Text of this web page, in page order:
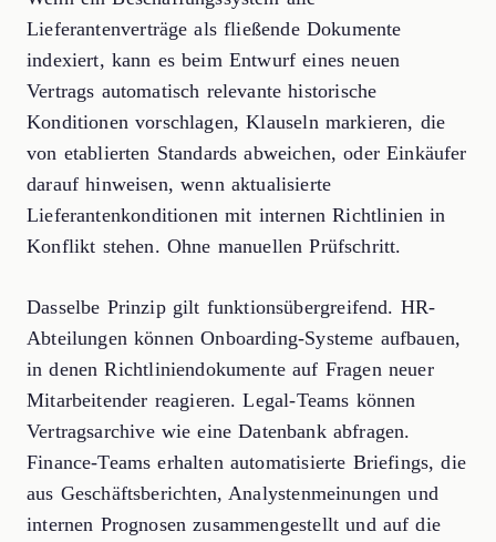
Lieferantenverträge als fließende Dokumente
indexiert, kann es beim Entwurf eines neuen
Vertrags automatisch relevante historische
Konditionen vorschlagen, Klauseln markieren, die
von etablierten Standards abweichen, oder Einkäufer
darauf hinweisen, wenn aktualisierte
Lieferantenkonditionen mit internen Richtlinien in
Konflikt stehen. Ohne manuellen Prüfschritt.
Dasselbe Prinzip gilt funktionsübergreifend. HR-
Abteilungen können Onboarding-Systeme aufbauen,
in denen Richtliniendokumente auf Fragen neuer
Mitarbeitender reagieren. Legal-Teams können
Vertragsarchive wie eine Datenbank abfragen.
Finance-Teams erhalten automatisierte Briefings, die
aus Geschäftsberichten, Analystenmeinungen und
internen Prognosen zusammengestellt und auf die